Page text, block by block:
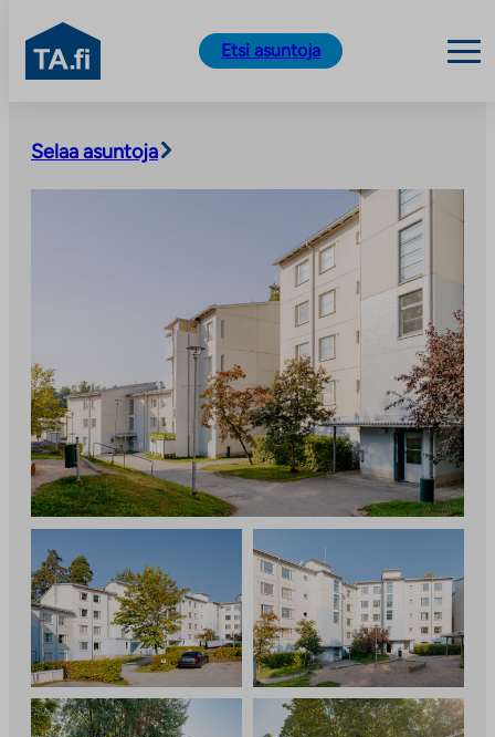
sisältöön
TA.fi
Etsi asuntoja
Selaa asuntoja